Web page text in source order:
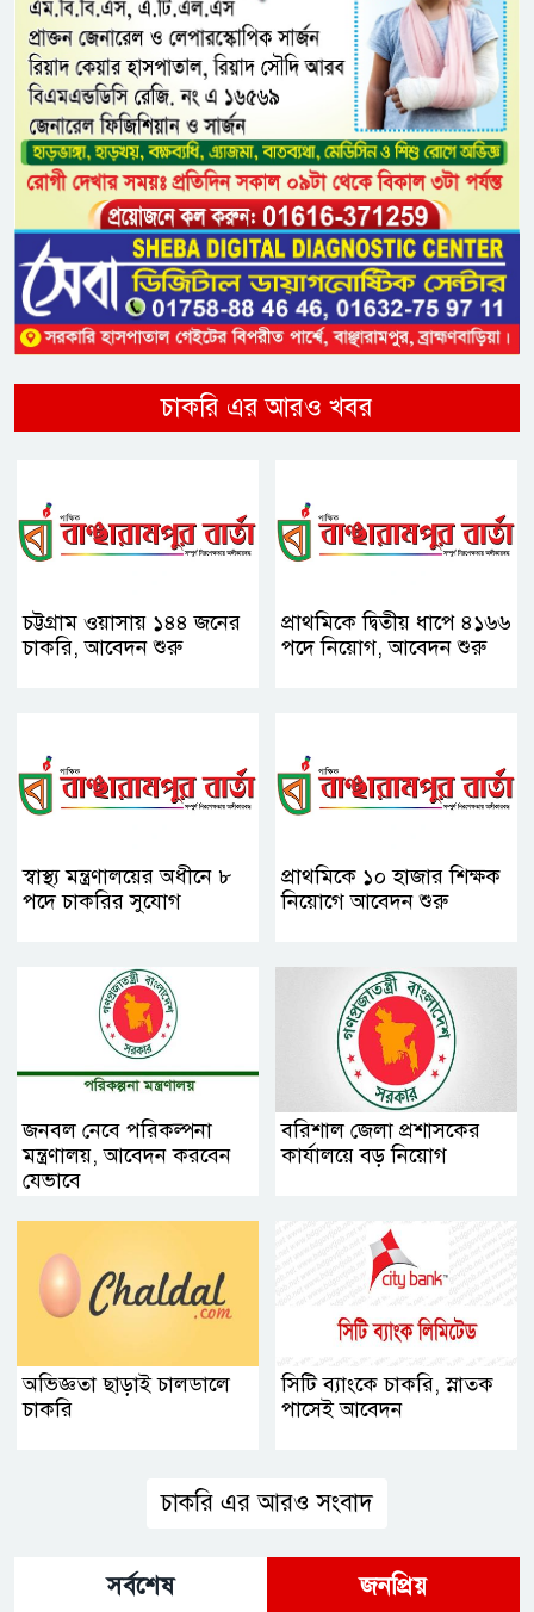
চাকরি এর আরও খবর
চট্টগ্রাম ওয়াসায় ১৪৪ জনের
চাকরি, আবেদন শুরু
প্রাথমিকে দ্বিতীয় ধাপে ৪১৬৬
পদে নিয়োগ, আবেদন শুরু
স্বাস্থ্য মন্ত্রণালয়ের অধীনে ৮
পদে চাকরির সুযোগ
প্রাথমিকে ১০ হাজার শিক্ষক
নিয়োগে আবেদন শুরু
জনবল নেবে পরিকল্পনা
মন্ত্রণালয়, আবেদন করবেন
যেভাবে
বরিশাল জেলা প্রশাসকের
কার্যালয়ে বড় নিয়োগ
অভিজ্ঞতা ছাড়াই চালডালে
চাকরি
সিটি ব্যাংকে চাকরি, স্নাতক
পাসেই আবেদন
চাকরি এর আরও সংবাদ
সর্বশেষ জনপ্রিয়